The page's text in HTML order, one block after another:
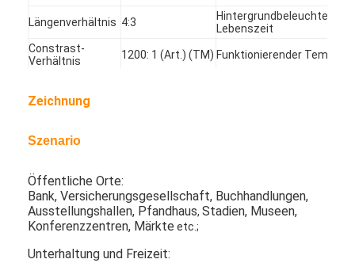
Treten Sie mit uns in Verbindung
Nachrichten
Jetzt Chatten
doppelter mit Seiten versehener lcd-Schirm
Längenverhältnis 4:3
Hintergrundbeleuchtete
Lebenszeit
Constrast-
Verhältnis
1200: 1 (Art.) (TM) Funktionierender Temp.
Zeichnung
Szenario
Öffentliche Orte:
Bank, Versicherungsgesellschaft, Buchhandlungen,
Ausstellungshallen, Pfandhaus,Stadien, Museen,
Konferenzzentren, Märkte etc.;
Unterhaltung und Freizeit: